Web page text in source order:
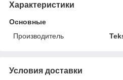
Характеристики
Основные
Производитель
Условия доставки